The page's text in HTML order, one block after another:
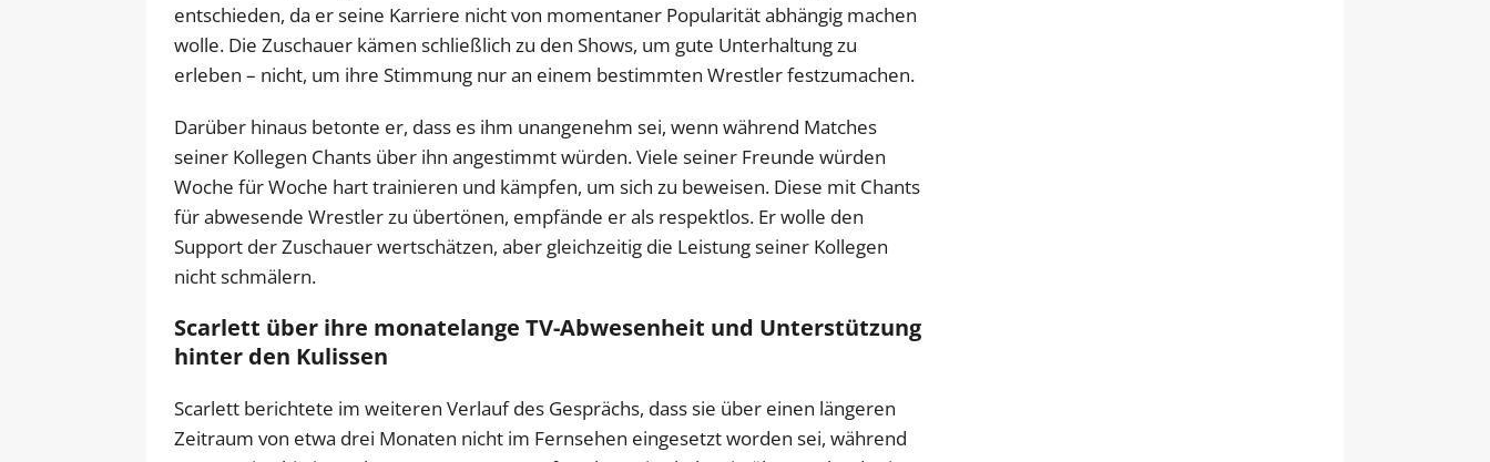
entschieden, da er seine Karriere nicht von momentaner Popularität abhängig machen
wolle. Die Zuschauer kämen schließlich zu den Shows, um gute Unterhaltung zu
erleben – nicht, um ihre Stimmung nur an einem bestimmten Wrestler festzumachen.
Darüber hinaus betonte er, dass es ihm unangenehm sei, wenn während Matches
seiner Kollegen Chants über ihn angestimmt würden. Viele seiner Freunde würden
Woche für Woche hart trainieren und kämpfen, um sich zu beweisen. Diese mit Chants
für abwesende Wrestler zu übertönen, empfände er als respektlos. Er wolle den
Support der Zuschauer wertschätzen, aber gleichzeitig die Leistung seiner Kollegen
nicht schmälern.
Scarlett über ihre monatelange TV-Abwesenheit und Unterstützung
hinter den Kulissen
Scarlett berichtete im weiteren Verlauf des Gesprächs, dass sie über einen längeren
Zeitraum von etwa drei Monaten nicht im Fernsehen eingesetzt worden sei, während